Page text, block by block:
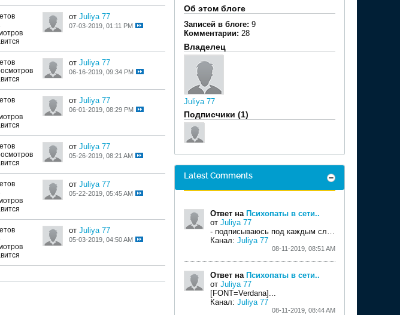
Об этом блоге
Записей в блоге: 9
Комментарии: 28
Владелец
Juliya 77
Подписчики (1)
Latest Comments
Ответ на Психопаты в сети..
от Juliya 77
- подписываюсь под каждым словом, Станислав..
Канал: Juliya 77
08-11-2019, 08:51 AM
Ответ на Психопаты в сети..
от Juliya 77
[FONT=Verdana]...
Канал: Juliya 77
08-11-2019, 08:44 AM
от Juliya 77
07-03-2019, 01:11 PM
от Juliya 77
06-16-2019, 09:34 PM
от Juliya 77
06-01-2019, 08:29 PM
от Juliya 77
05-26-2019, 08:21 AM
от Juliya 77
05-22-2019, 05:45 AM
от Juliya 77
05-03-2019, 04:50 AM